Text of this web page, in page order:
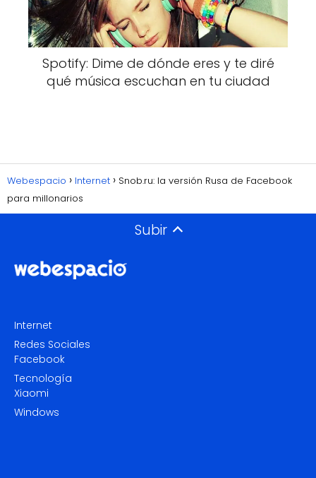
Spotify: Dime de dónde eres y te diré
qué música escuchan en tu ciudad
Webespacio Internet
Snob.ru: la versión Rusa de Facebook
para millonarios
Subir
Internet
Redes Sociales
Facebook
Tecnología
Xiaomi
Windows